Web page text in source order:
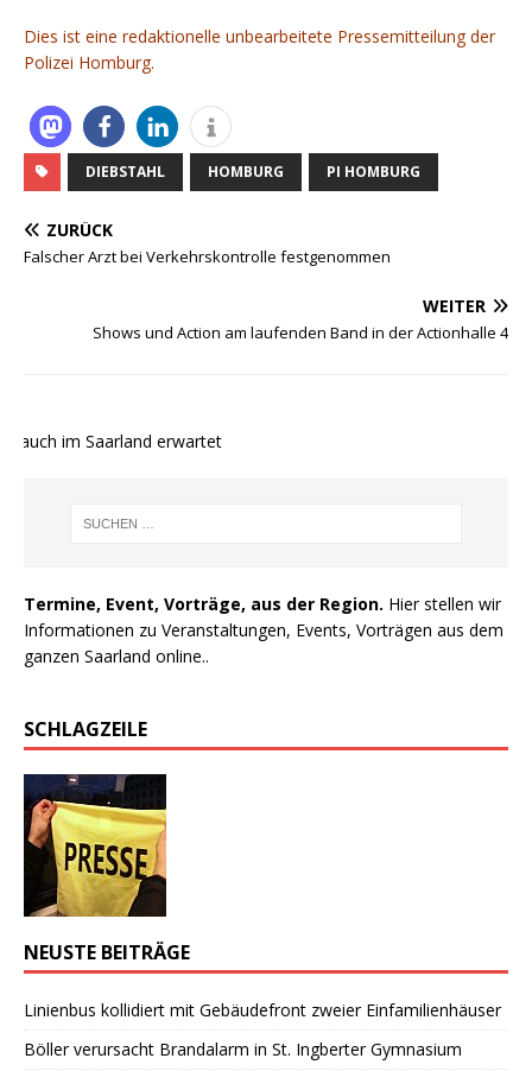
Dies ist eine redaktionelle unbearbeitete Pressemitteilung der
Polizei Homburg.
DIEBSTAHL HOMBURG PI HOMBURG
ZURÜCK
Falscher Arzt bei Verkehrskontrolle festgenommen
WEITER
Shows und Action am laufenden Band in der Actionhalle 4
auch im Saarland erwartet
Termine, Event, Vorträge, aus der Region. Hier stellen wir
Informationen zu Veranstaltungen, Events, Vorträgen aus dem
ganzen Saarland online..
SCHLAGZEILE
NEUSTE BEITRÄGE
Linienbus kollidiert mit Gebäudefront zweier Einfamilienhäuser
Böller verursacht Brandalarm in St. Ingberter Gymnasium